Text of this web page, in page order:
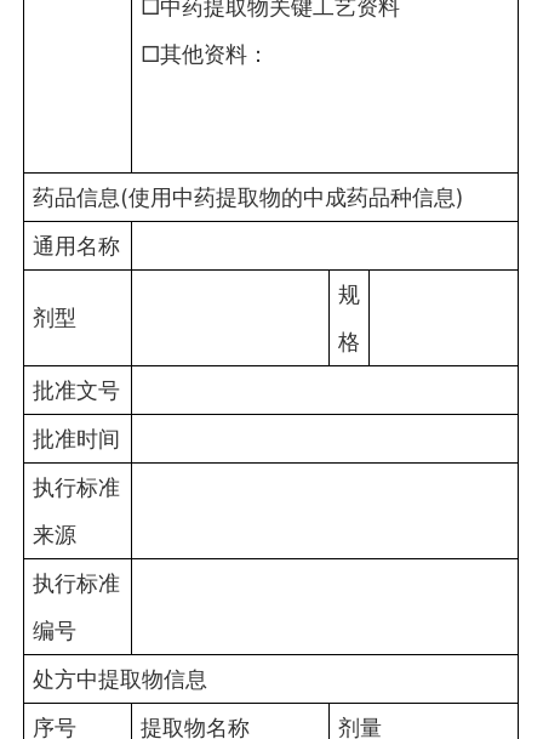
□中药提取物关键工艺资料
□其他资料：
药品信息(使用中药提取物的中成药品种信息)
通用名称
剂型
规
格
批准文号
批准时间
执行标准
来源
执行标准
编号
处方中提取物信息
序号
提取物名称 剂量